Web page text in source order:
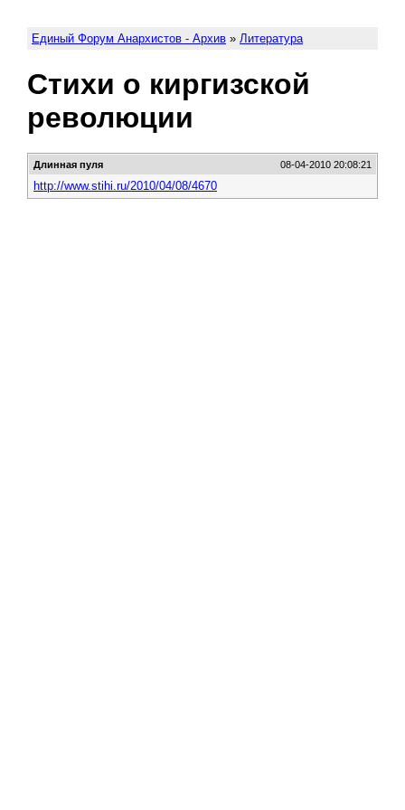
Единый Форум Анархистов - Архив » Литература
Стихи о киргизской
революции
Длинная пуля 08-04-2010 20:08:21
http://www.stihi.ru/2010/04/08/4670